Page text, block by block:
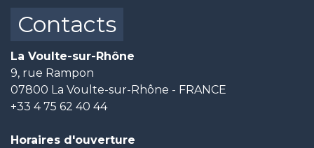
Contacts
La Voulte-sur-Rhône
9, rue Rampon
07800 La Voulte-sur-Rhône - FRANCE
+33 4 75 62 40 44
Horaires d'ouverture